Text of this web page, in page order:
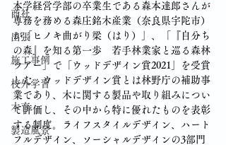
商社
出張
施工事例
校外学習
木育
製造風景
本学経営学部の卒業生である森本達郎さんが
専務を務める森庄銘木産業（奈良県宇陀市）
が「ヒノキ曲がり梁（はり）」、「『自分ち
の森』を知る第一歩　若手林業家と巡る森林
ツアー」で「ウッドデザイン賞2021」を受賞
した。ウッドデザイン賞とは林野庁の補助事
業であり、木に関する製品や取り組みについ
て評価し、その中から特に優れたものを表彰
する制度。ライフスタイルデザイン、ハート
フルデザイン、ソーシャルデザインの3部門